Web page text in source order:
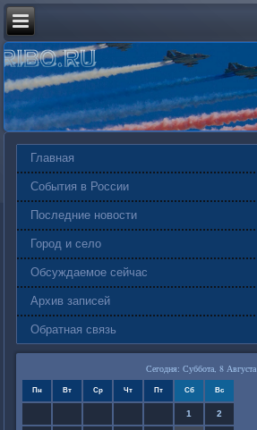
Главная
События в России
Последние новости
Город и село
Обсуждаемое сейчас
Архив записей
Обратная связь
Сегодня: Суббота, 8 Августа
Пн Вт Ср Чт Пт Сб Вс
1 2